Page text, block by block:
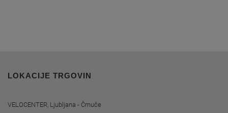
LOKACIJE TRGOVIN
VELOCENTER, Ljubljana - Črnuče